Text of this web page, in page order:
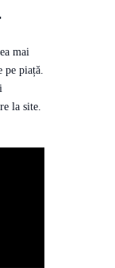
mai
pe piață.
la site.